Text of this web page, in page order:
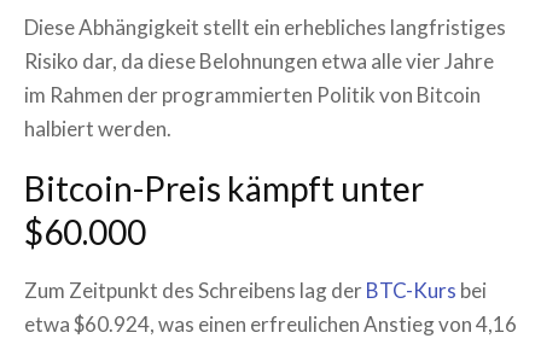
Diese Abhängigkeit stellt ein erhebliches langfristiges
Risiko dar, da diese Belohnungen etwa alle vier Jahre
im Rahmen der programmierten Politik von Bitcoin
halbiert werden.
Bitcoin-Preis kämpft unter
$60.000
Zum Zeitpunkt des Schreibens lag derBTC-Kurs bei
etwa $60.924, was einen erfreulichen Anstieg von 4,16